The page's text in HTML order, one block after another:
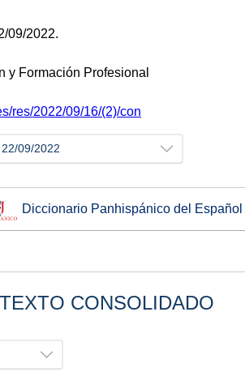
09/2022.
y Formación Profesional
res/2022/09/16/(2)/con
09/2022
Diccionario Panhispánico del Español
TEXTO CONSOLIDADO